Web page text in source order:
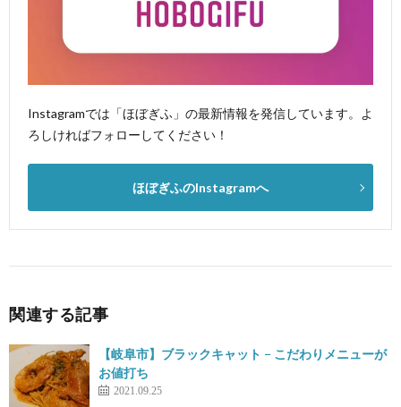
Instagramでは「ほぼぎふ」の最新情報を発信しています。よ
ろしければフォローしてください！
ほぼぎふのInstagramへ
関連する記事
【岐阜市】ブラックキャット − こだわりメニューが
お値打ち
2021.09.25